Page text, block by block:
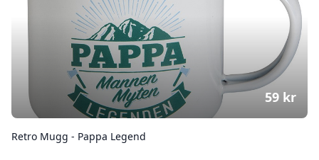
Retro Mugg - Pappa Legend
59 kr